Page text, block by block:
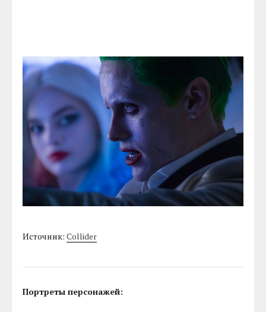
Источник:Collider
Портреты персонажей: